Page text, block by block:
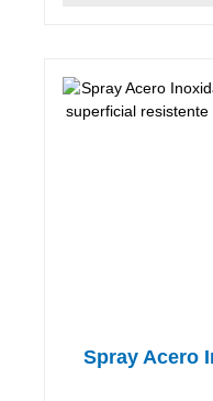
Spray Acero